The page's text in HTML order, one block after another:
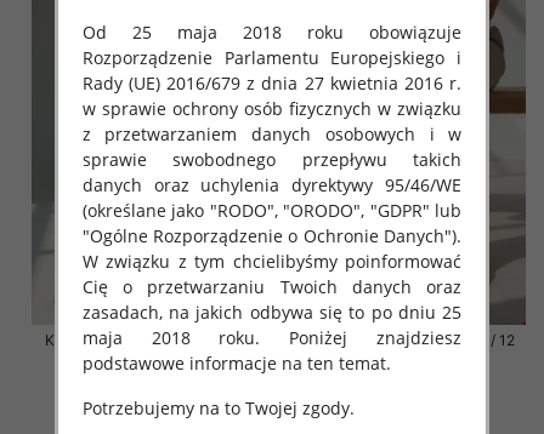
Klapki damskie Roz 36-42 / 12
par
41.00 zł
szczegóły
Klapki damskie Roz 36-42 / 12
Od 25 maja 2018 roku obowiązuje
Rozporządzenie Parlamentu Europejskiego i
Rady (UE) 2016/679 z dnia 27 kwietnia 2016 r.
w sprawie ochrony osób fizycznych w związku
z przetwarzaniem danych osobowych i w
sprawie swobodnego przepływu takich
danych oraz uchylenia dyrektywy 95/46/WE
(określane jako "RODO", "ORODO", "GDPR" lub
"Ogólne Rozporządzenie o Ochronie Danych").
W związku z tym chcielibyśmy poinformować
Cię o przetwarzaniu Twoich danych oraz
zasadach, na jakich odbywa się to po dniu 25
maja 2018 roku. Poniżej znajdziesz
podstawowe informacje na ten temat.
Potrzebujemy na to Twojej zgody.